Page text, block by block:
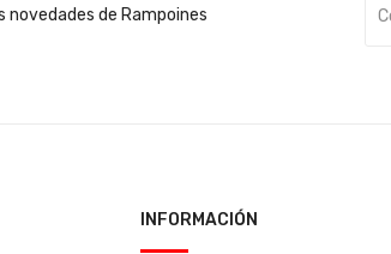
novedades de Rampoines
INFORMACIÓN